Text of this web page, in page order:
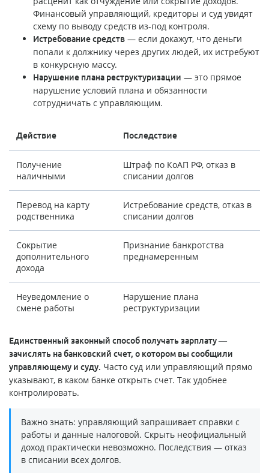
Финансовый управляющий, кредиторы и суд увидят
схему по выводу средств из-под контроля.
Истребование средств — если докажут, что деньги
попали к должнику через других людей, их истребуют
в конкурсную массу.
Нарушение плана реструктуризации — это прямое
нарушение условий плана и обязанности
сотрудничать с управляющим.
Действие Последствие
Получение
наличными
Штраф по КоАП РФ, отказ в
списании долгов
Перевод на карту
родственника
Истребование средств, отказ в
списании долгов
Сокрытие
дополнительного
дохода
Признание банкротства
преднамеренным
Неуведомление о
смене работы
Нарушение плана
реструктуризации
Единственный законный способ получать зарплату —
зачислять на банковский счет, о котором вы сообщили
управляющему и суду. Часто суд или управляющий прямо
указывают, в каком банке открыть счет. Так удобнее
контролировать.
Важно знать: управляющий запрашивает справки с
работы и данные налоговой. Скрыть неофициальный
доход практически невозможно. Последствия — отказ
в списании всех долгов.